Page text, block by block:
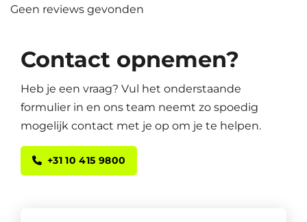
Geen reviews gevonden
Contact opnemen?
Heb je een vraag? Vul het onderstaande
formulier in en ons team neemt zo spoedig
mogelijk contact met je op om je te helpen.
+31 10 415 9800